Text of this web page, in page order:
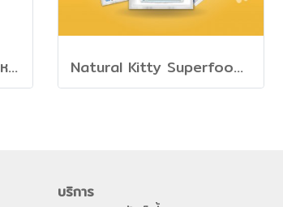
BUZZ Cat Salmon - อาหารลูกแมวและแมวโต สูตรแซลมอน Natural Kitty Superfood Creamy Treats - ขนมครีมแมวเลีย รส ทูน่าและเมล็ดเจีย
บริการ